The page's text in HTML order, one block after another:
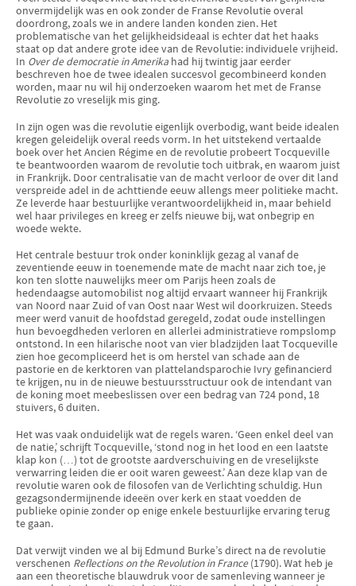
onvermijdelijk was en ook zonder de Franse Revolutie overal
doordrong, zoals we in andere landen konden zien. Het
problematische van het gelijkheidsideaal is echter dat het haaks
staat op dat andere grote idee van de Revolutie: individuele vrijheid.
In Over de democratie in Amerika had hij twintig jaar eerder
beschreven hoe de twee idealen succesvol gecombineerd konden
worden, maar nu wil hij onderzoeken waarom het met de Franse
Revolutie zo vreselijk mis ging.
In zijn ogen was die revolutie eigenlijk overbodig, want beide idealen
kregen geleidelijk overal reeds vorm. In het uitstekend vertaalde
boek over het Ancien Régime en de revolutie probeert Tocqueville
te beantwoorden waarom de revolutie toch uitbrak, en waarom juist
in Frankrijk. Door centralisatie van de macht verloor de over dit land
verspreide adel in de achttiende eeuw allengs meer politieke macht.
Ze leverde haar bestuurlijke verantwoordelijkheid in, maar behield
wel haar privileges en kreeg er zelfs nieuwe bij, wat onbegrip en
woede wekte.
Het centrale bestuur trok onder koninklijk gezag al vanaf de
zeventiende eeuw in toenemende mate de macht naar zich toe, je
kon ten slotte nauwelijks meer om Parijs heen zoals de
hedendaagse automobilist nog altijd ervaart wanneer hij Frankrijk
van Noord naar Zuid of van Oost naar West wil doorkruizen. Steeds
meer werd vanuit de hoofdstad geregeld, zodat oude instellingen
hun bevoegdheden verloren en allerlei administratieve rompslomp
ontstond. In een hilarische noot van vier bladzijden laat Tocqueville
zien hoe gecompliceerd het is om herstel van schade aan de
pastorie en de kerktoren van plattelandsparochie Ivry gefinancierd
te krijgen, nu in de nieuwe bestuursstructuur ook de intendant van
de koning moet meebeslissen over een bedrag van 724 pond, 18
stuivers, 6 duiten.
Het was vaak onduidelijk wat de regels waren. ‘Geen enkel deel van
de natie,’ schrijft Tocqueville, ‘stond nog in het lood en een laatste
klap kon (…) tot de grootste aardverschuiving en de vreselijkste
verwarring leiden die er ooit waren geweest.’ Aan deze klap van de
revolutie waren ook de filosofen van de Verlichting schuldig. Hun
gezagsondermijnende ideeën over kerk en staat voedden de
publieke opinie zonder op enige enkele bestuurlijke ervaring terug
te gaan.
Dat verwijt vinden we al bij Edmund Burke’s direct na de revolutie
verschenen Reflections on the Revolution in France(1790). Wat heb je
aan een theoretische blauwdruk voor de samenleving wanneer je